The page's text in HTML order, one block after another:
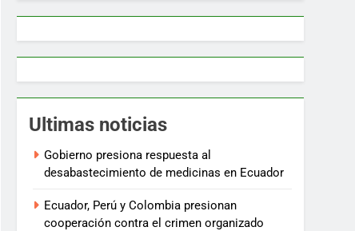
Ultimas noticias
Gobierno presiona respuesta al
desabastecimiento de medicinas en Ecuador
Ecuador, Perú y Colombia presionan
cooperación contra el crimen organizado